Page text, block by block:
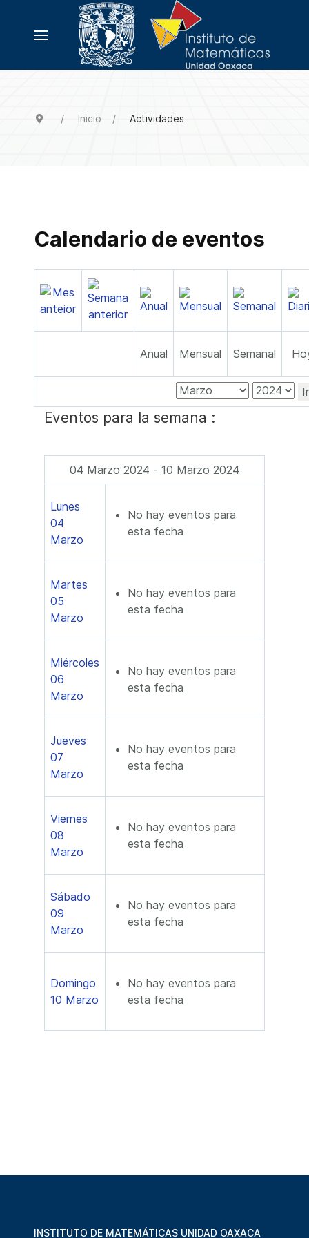
Inicio Actividades
Calendario de eventos
Anual Mensual Semanal
Eventos para la semana :
04 Marzo 2024 - 10 Marzo 2024
Lunes
04
Marzo
No hay eventos para
esta fecha
Martes
05
Marzo
No hay eventos para
esta fecha
Miércoles
06
Marzo
No hay eventos para
esta fecha
Jueves
07
Marzo
No hay eventos para
esta fecha
Viernes
08
Marzo
No hay eventos para
esta fecha
Sábado
09
Marzo
No hay eventos para
esta fecha
Domingo
10 Marzo
No hay eventos para
esta fecha
INSTITUTO DE MATEMÁTICAS UNIDAD OAXACA